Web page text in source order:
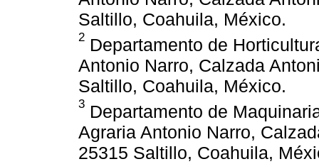
Saltillo, Coahuila, México.
2 Departamento de
Antonio Narro, Calzada
Saltillo, Coahuila, México.
3 Departamento de
Agraria Antonio Narro,
25315 Saltillo, Coahuila,